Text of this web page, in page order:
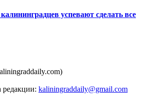
успевают сделать все
редакции: kaliningraddaily@gmail.com